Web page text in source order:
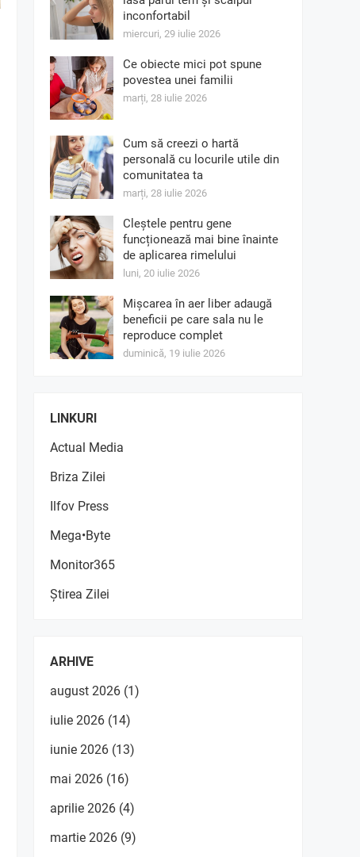
inconfortabil
miercuri, 29 iulie 2026
Ce obiecte mici pot spune
povestea unei familii
marți, 28 iulie 2026
Cum să creezi o hartă
personală cu locurile utile din
comunitatea ta
marți, 28 iulie 2026
Cleștele pentru gene
funcționează mai bine înainte
de aplicarea rimelului
luni, 20 iulie 2026
Mișcarea în aer liber adaugă
beneficii pe care sala nu le
reproduce complet
duminică, 19 iulie 2026
LINKURI
Actual Media
Briza Zilei
Ilfov Press
Mega•Byte
Monitor365
Știrea Zilei
ARHIVE
august 2026 (1)
iulie 2026 (14)
iunie 2026 (13)
mai 2026 (16)
aprilie 2026 (4)
martie 2026 (9)